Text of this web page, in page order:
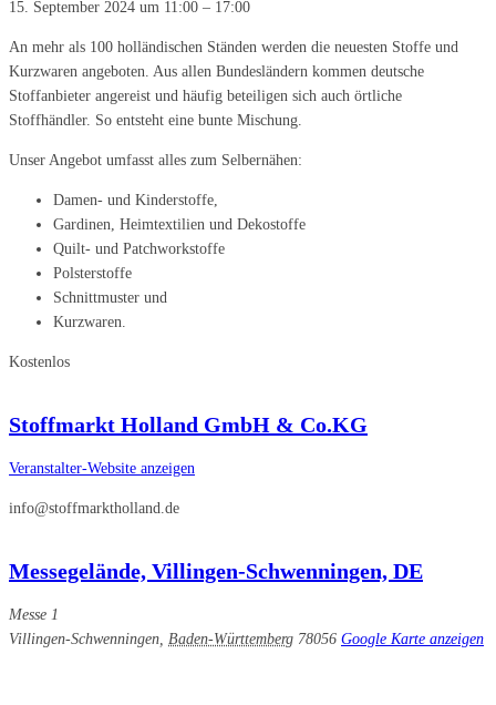
15. September 2024 um 11:00 – 17:00
An mehr als 100 holländischen Ständen werden die neuesten Stoffe und
Kurzwaren angeboten. Aus allen Bundesländern kommen deutsche
Stoffanbieter angereist und häufig beteiligen sich auch örtliche
Stoffhändler. So entsteht eine bunte Mischung.
Unser Angebot umfasst alles zum Selbernähen:
Damen- und Kinderstoffe,
Gardinen, Heimtextilien und Dekostoffe
Quilt- und Patchworkstoffe
Polsterstoffe
Schnittmuster und
Kurzwaren.
Kostenlos
Stoffmarkt Holland GmbH & Co.KG
Veranstalter-Website anzeigen
info@stoffmarktholland.de
Messegelände, Villingen-Schwenningen, DE
Messe 1
Villingen-Schwenningen, Baden-Württemberg 78056 Google Karte anzeigen